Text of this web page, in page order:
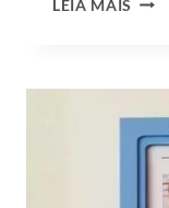
LEIA MAIS
DOS